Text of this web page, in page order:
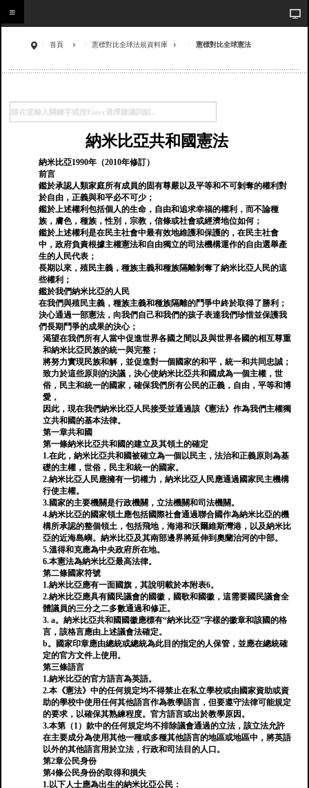
首頁 憲標對比全球法規資料庫 憲標對比全球憲法
納米比亞共和國憲法
納米比亞1990年（2010年修訂）
前言
鑑於承認人類家庭所有成員的固有尊嚴以及平等和不可剝奪的權利對
於自由，正義與和平必不可少；
鑑於上述權利包括個人的生命，自由和追求幸福的權利，而不論種
族，膚色，種族，性別，宗教，信條或社會或經濟地位如何；
鑑於上述權利是在民主社會中最有效地維護和保護的，在民主社會
中，政府負責根據主權憲法和自由獨立的司法機構運作的自由選舉產
生的人民代表；
長期以來，殖民主義，種族主義和種族隔離剝奪了納米比亞人民的這
些權利；
鑑於我們納米比亞的人民
在我們與殖民主義，種族主義和種族隔離的鬥爭中終於取得了勝利；
決心通過一部憲法，向我們自己和我們的孩子表達我們珍惜並保護我
們長期鬥爭的成果的決心；
渴望在我們所有人當中促進世界各國之間以及與世界各國的相互尊重
和納米比亞民族的統一與完整；
將努力實現民族和解，並促進對一個國家的和平，統一和共同忠誠；
致力於這些原則的決議，決心使納米比亞共和國成為一個主權，世
俗，民主和統一的國家，確保我們所有公民的正義，自由，平等和博
愛，
因此，現在我們納米比亞人民接受並通過該《憲法》作為我們主權獨
立共和國的基本法律。
第一章共和國
第一條納米比亞共和國的建立及其領土的確定
1.在此，納米比亞共和國被確立為一個以民主，法治和正義原則為基
礎的主權，世俗，民主和統一的國家。
2.納米比亞人民應擁有一切權力，納米比亞人民應通過國家民主機構
行使主權。
3.國家的主要機關是行政機關，立法機關和司法機關。
4.納米比亞的國家領土應包括國際社會通過聯合國作為納米比亞的機
構所承認的整個領土，包括飛地，海港和沃爾維斯灣港，以及納米比
亞的近海島嶼。納米比亞及其南部邊界將延伸到奧蘭治河的中部。
5.溫得和克應為中央政府所在地。
6.本憲法為納米比亞最高法律。
第二條國家符號
1.納米比亞應有一面國旗，其說明載於本附表6。
2.納米比亞應具有國民議會的國徽，國歌和國徽，這需要國民議會全
體議員的三分之二多數通過和修正。
3. a。納米比亞共和國國徽應標有“納米比亞”字樣的徽章和該國的格
言，該格言應由上述議會法確定。
b。國家印章應由總統或總統為此目的指定的人保管，並應在總統確
定的官方文件上使用。
第三條語言
1.納米比亞的官方語言為英語。
2.本《憲法》中的任何規定均不得禁止在私立學校或由國家資助或資
助的學校中使用任何其他語言作為教學語言，但要遵守法律可能規定
的要求，以確保其熟練程度。官方語言或出於教學原因。
3.本第（1）款中的任何規定均不排除議會通過的立法，該立法允許
在主要成分為使用其他一種或多種其他語言的地區或地區中，將英語
以外的其他語言用於立法，行政和司法目的人口。
第2章公民身份
第4條公民身份的取得和損失
1.以下人士應為出生的納米比亞公民：